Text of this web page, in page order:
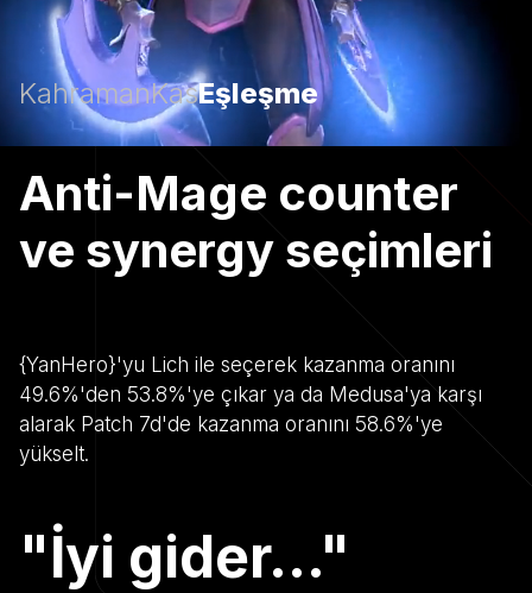
KahramanKasEşleşme
Anti-Mage counter
ve synergy seçimleri
{YanHero}'yu Lich ile seçerek kazanma oranını
49.6%'den 53.8%'ye çıkar ya da Medusa'ya karşı
alarak Patch 7d'de kazanma oranını 58.6%'ye
yükselt.
"İyi gider..."